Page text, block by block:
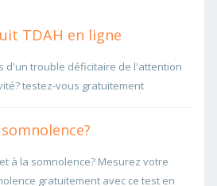
TDAH en ligne
d'un trouble déficitaire de l'attention
testez-vous gratuitement
à la somnolence? Mesurez votre
gratuitement avec ce test en